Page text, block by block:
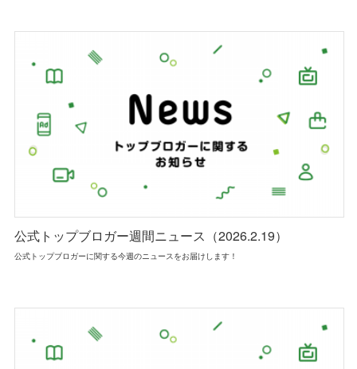
公式トップブロガー週間ニュース（2026.2.19）
公式トップブロガーに関する今週のニュースをお届けします！